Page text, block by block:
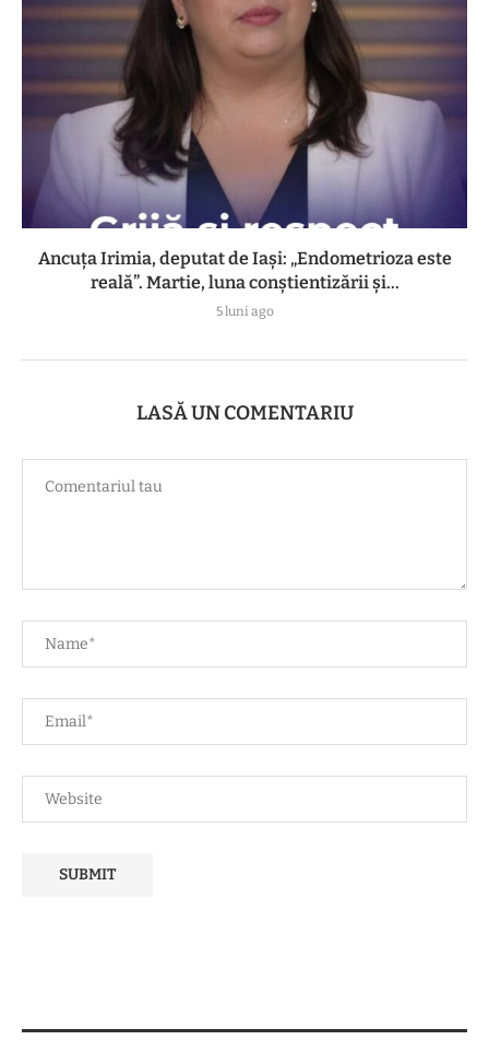
Ancuța Irimia, deputat de Iași: „Endometrioza este
reală”. Martie, luna conștientizării și...
5 luni ago
LASĂ UN COMENTARIU